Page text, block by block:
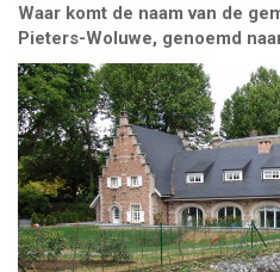
Waar komt de naam van de
Pieters-Woluwe, genoemd